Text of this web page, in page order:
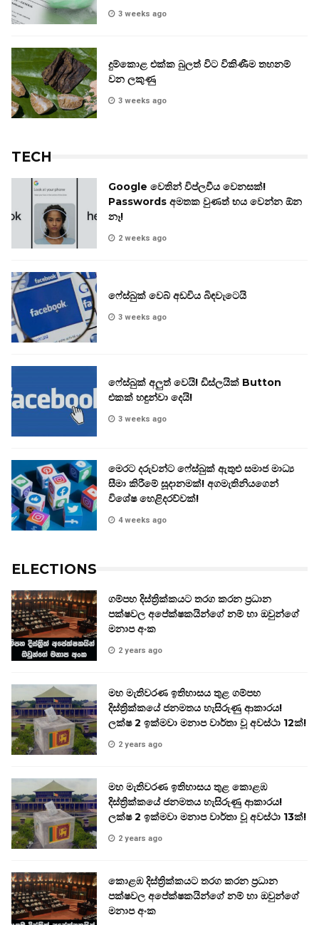
3 weeks ago
දුම්කොළ එක්ක බුලත් විට විකිණීම තහනම්
වන ලකුණු
3 weeks ago
TECH
Google වෙතින් විප්ලවීය වෙනසක්!
Passwords අමතක වුණත් භය වෙන්න ඕන
නෑ!
2 weeks ago
ෆේස්බුක් වෙබ් අඩවිය බිඳවැටෙයි
3 weeks ago
ෆේස්බුක් අලුත් වෙයි! ඩිස්ලයික් Button
එකක් හඳුන්වා දෙයි!
3 weeks ago
මෙරට දරුවන්ට ෆේස්බුක් ඇතුළු සමාජ මාධ්‍ය
සීමා කිරීමේ සූදානමක්! අගමැතිනියගෙන්
විශේෂ හෙළිදරව්වක්!
4 weeks ago
ELECTIONS
ගම්පහ දිස්ත්‍රික්කයට තරග කරන ප්‍රධාන
පක්ෂවල අපේක්ෂකයින්ගේ නම් හා ඔවුන්ගේ
මනාප අංක
2 years ago
මහ මැතිවරණ ඉතිහාසය තුළ ගම්පහ
දිස්ත්‍රික්කයේ ජනමතය හැසිරුණු ආකාරය!
ලක්ෂ 2 ඉක්මවා මනාප වාර්තා වූ අවස්ථා 12ක්!
2 years ago
මහ මැතිවරණ ඉතිහාසය තුළ කොළඹ
දිස්ත්‍රික්කයේ ජනමතය හැසිරුණු ආකාරය!
ලක්ෂ 2 ඉක්මවා මනාප වාර්තා වූ අවස්ථා 13ක්!
2 years ago
කොළඹ දිස්ත්‍රික්කයට තරග කරන ප්‍රධාන
පක්ෂවල අපේක්ෂකයින්ගේ නම් හා ඔවුන්ගේ
මනාප අංක